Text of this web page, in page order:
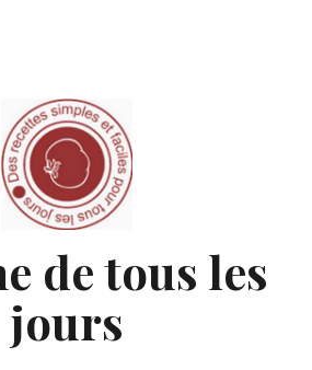
de tous les
jours